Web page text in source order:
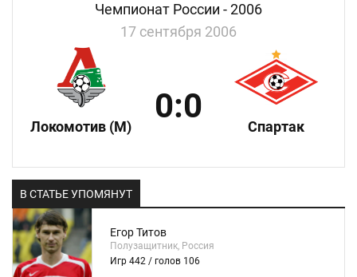
Чемпионат России - 2006
17 сентября 2006
Локомотив (М)
0:0
Спартак
В СТАТЬЕ УПОМЯНУТ
Егор Титов
Полузащитник, Россия
Игр 442 / голов 106